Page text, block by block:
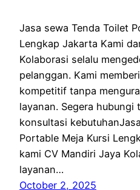
Jasa sewa Tenda Toilet
Lengkap Jakarta Kami
Kolaborasi selalu
pelanggan. Kami
kompetitif tanpa
layanan. Segera hubungi
konsultasi
Portable Meja Kursi
kami CV Mandiri Jaya
layanan…
October 2, 2025